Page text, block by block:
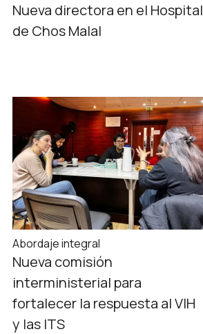
Nueva directora en el Hospital
de Chos Malal
Abordaje integral
Nueva comisión
interministerial para
fortalecer la respuesta al VIH
y las ITS